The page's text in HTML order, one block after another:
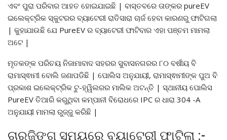
ଏବଂ ପୁରା ପରିବାର ଆହତ ହୋଇଯାଇଛି | ବାସ୍ତବରେ ତାଙ୍କର pureEV
ଇଲେକ୍ଟ୍ରିକ ସ୍କୁଟରର ବ୍ୟାଟେରୀ ରାତିସାରା ଚାର୍ଜ ହେବା କାରଣରୁ ଫାଟିଗଲା
| କୁହାଯାଉଛି ଯେ PureEV ର ବ୍ୟାଟେରୀ ଫାଟିବାର ଏହା ପଞ୍ଚମ ମାମଲା
ଅଟେ |
ମୃତକଙ୍କ ପରିଚୟ ନିଜାମାବାଦ ସହରର ସୁବାସନଗରର ୮୦ ବର୍ଷୀୟ ବି
ରାମାସ୍ଵାମୀ ବୋଲି ଜଣାପଡିଛି | ପୋଲିସ ଅନୁଯାୟୀ, ରାମାସ୍ଵାମୀଙ୍କ ପୁଅ ବି
ପ୍ରକାଶ ଇଲେକ୍ଟ୍ରିକ ଟୁ-ହ୍ୱିଲରର ମାଲିକ ଅଟନ୍ତି | ସ୍ଥାନୀୟ ପୋଲିସ
PureEV ତିଆରି କରୁଥିବା କମ୍ପାନୀ ବିରୋଧରେ IPC ର ଧାରା 304 -A
ଅନୁଯାୟୀ ମାମଲା ରୁଜ୍ଜୁ କରିଛି |
ଚାରଜିଙ୍ଗ ସମୟରେ ବ୍ୟାଟେରୀ ଫାଟିଲା :-